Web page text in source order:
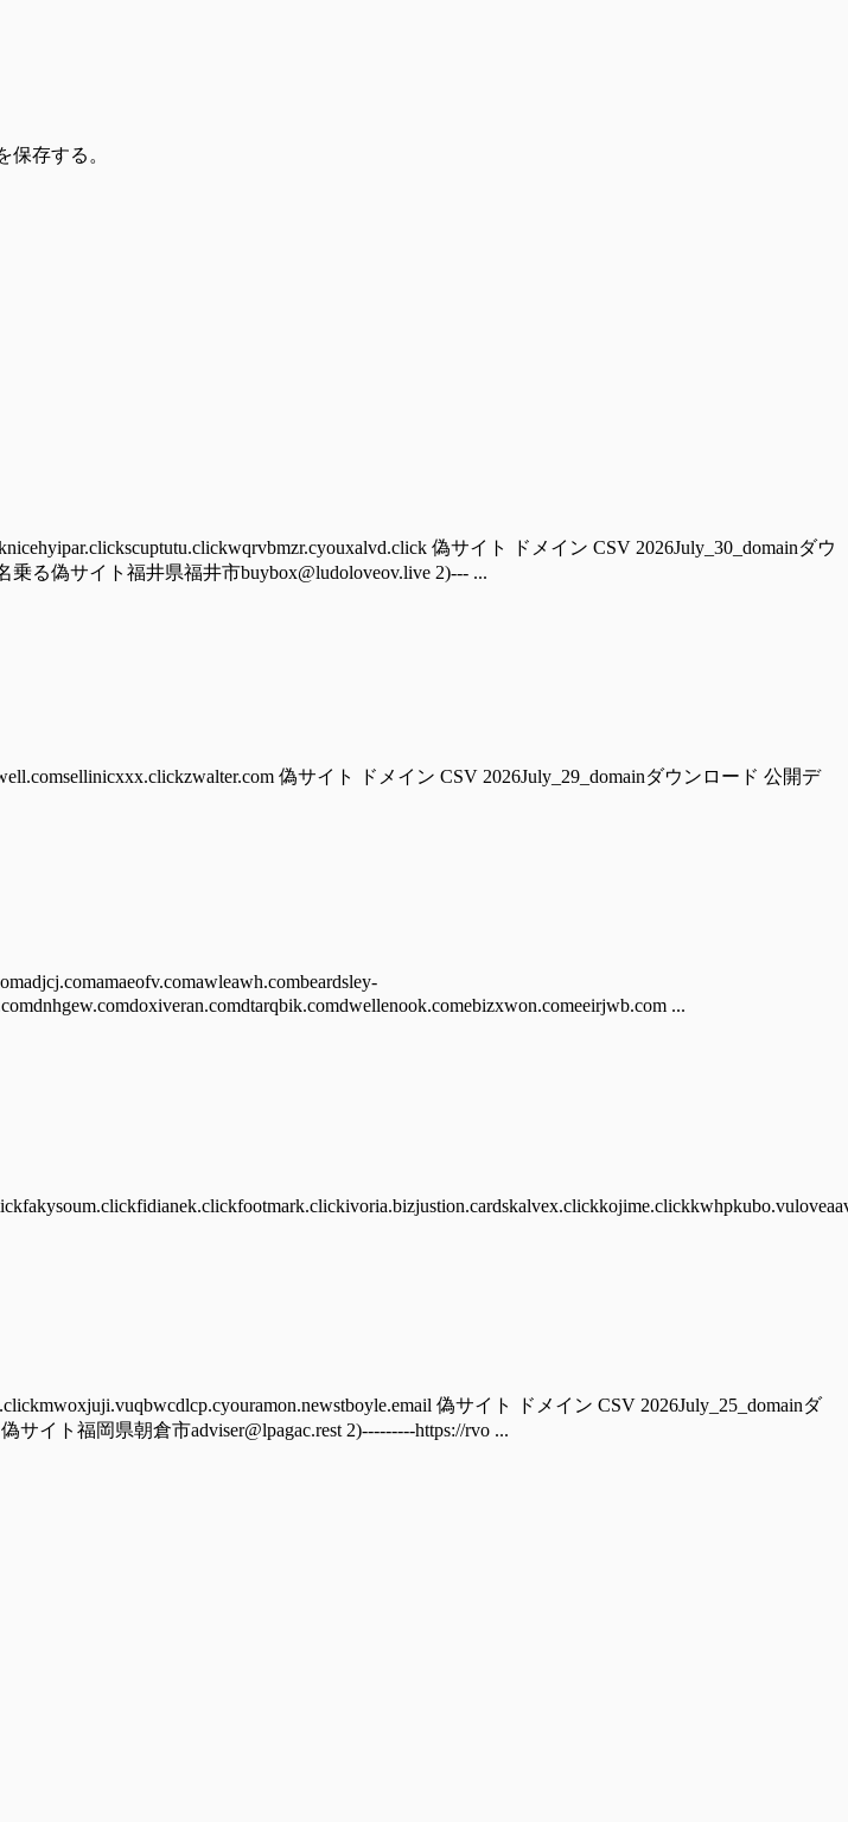
存する。
偽サイト ドメイン CSV 2026July_30_domainダウ
る偽サイト福井県福井市buybox@ludoloveov.live 2)--- ...
偽サイト ドメイン CSV 2026July_29_domainダウンロード 公開デ
...
偽サイト ドメイン CSV 2026July_25_domainダ
イト福岡県朝倉市adviser@lpagac.rest 2)---------https://rvo ...